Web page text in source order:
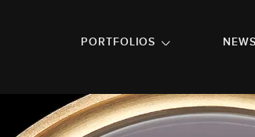
PORTFOLIOS
NEWS